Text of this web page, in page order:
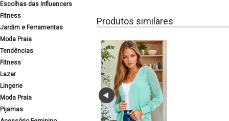
Escolhas das Influencers
Fitness
Jardim e Ferramentas
Moda Praia
Tendências
Fitness
Lazer
Lingerie
Moda Praia
Pijamas
Produtos similares